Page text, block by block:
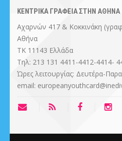
ΚΕΝΤΡΙΚΑ ΓΡΑΦΕΙΑ ΣΤΗΝ ΑΘΗΝΑ
Αχαρνών 417 & Κοκκινάκη
Αθήνα
ΤΚ 11143 Ελλάδα
Τηλ: 213 131 4411-4412-4414-
Ώρες λειτουργίας: Δευτέρα-
email: